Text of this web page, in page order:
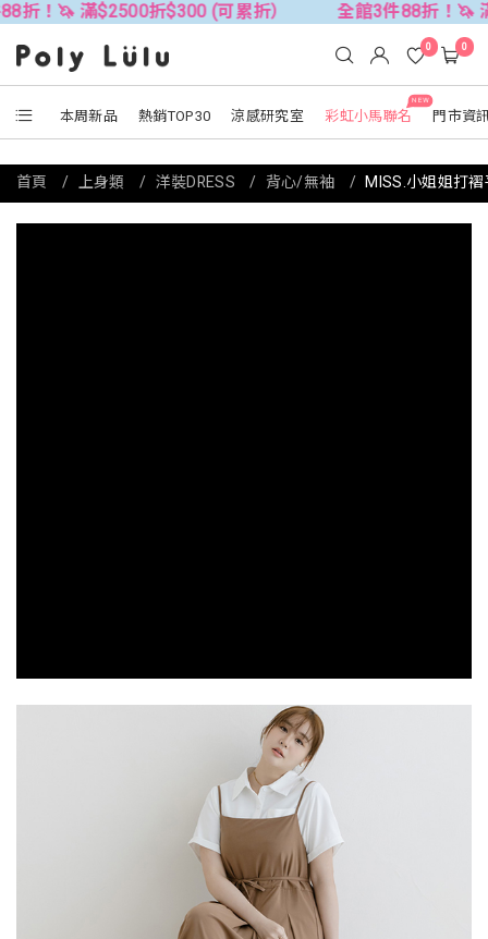
$2500折$300 (可累折） 全館3件88折！🦄 滿$2500
本周新品 熱銷TOP30 涼感研究室
NEW
彩虹小馬聯名 門市資
0 0
首頁 上身類 洋裝DRESS 背心/無袖 MISS.小姐姐打